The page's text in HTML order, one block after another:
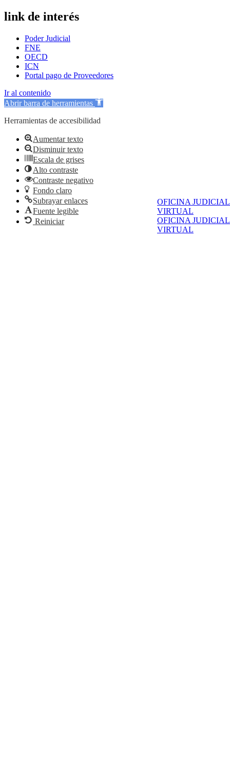
OFICINA JUDICIAL
VIRTUAL
OFICINA JUDICIAL
VIRTUAL
link de interés
Poder Judicial
FNE
OECD
ICN
Portal pago de Proveedores
Ir al contenido
Abrir barra de herramientas
Herramientas de accesibilidad
Aumentar texto
Disminuir texto
Escala de grises
Alto contraste
Contraste negativo
Fondo claro
Subrayar enlaces
Fuente legible
Reiniciar